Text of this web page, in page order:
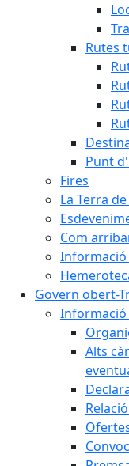
Rutes
Punt
Fires
La Terra
Com
Govern obert-
Alts